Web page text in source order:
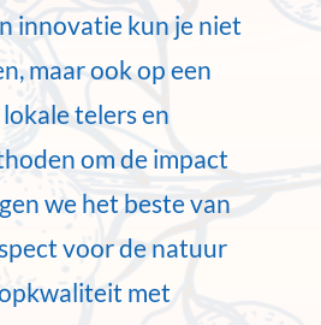
innovatie kun je niet
maar ook op een
telers en
om de impact
we het beste van
voor de natuur
met